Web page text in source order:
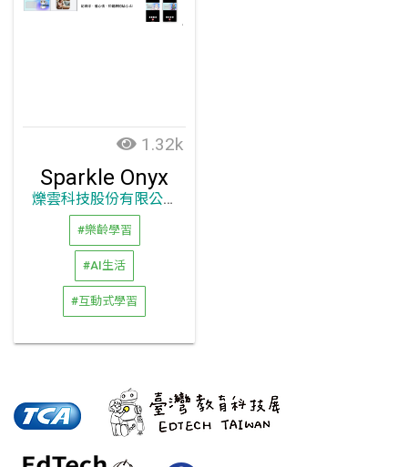
1.32k
Sparkle Onyx
爍雲科技股份有限公司
#樂齡學習
#AI生活
#互動式學習